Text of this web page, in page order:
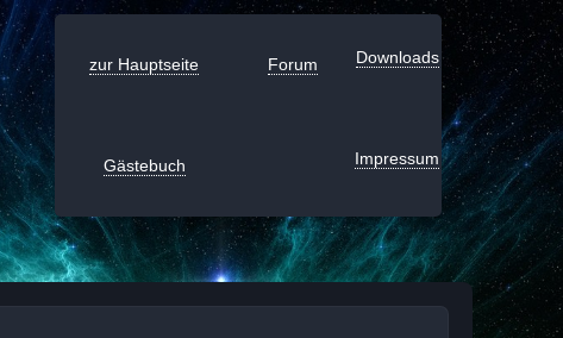
zur Hauptseite Forum Downloads
Gästebuch Impressum